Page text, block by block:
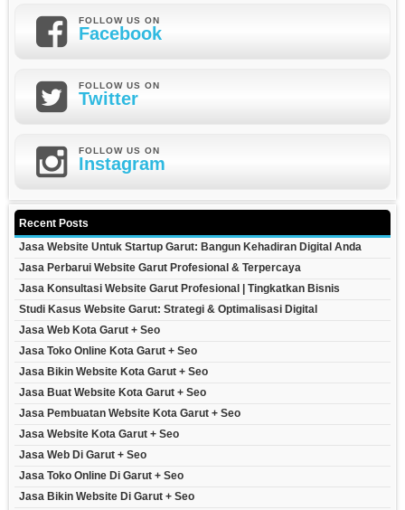
FOLLOW US ON
Facebook
FOLLOW US ON
Twitter
FOLLOW US ON
Instagram
Recent Posts
Jasa Website Untuk Startup Garut: Bangun Kehadiran Digital Anda
Jasa Perbarui Website Garut Profesional & Terpercaya
Jasa Konsultasi Website Garut Profesional | Tingkatkan Bisnis
Studi Kasus Website Garut: Strategi & Optimalisasi Digital
Jasa Web Kota Garut + Seo
Jasa Toko Online Kota Garut + Seo
Jasa Bikin Website Kota Garut + Seo
Jasa Buat Website Kota Garut + Seo
Jasa Pembuatan Website Kota Garut + Seo
Jasa Website Kota Garut + Seo
Jasa Web Di Garut + Seo
Jasa Toko Online Di Garut + Seo
Jasa Bikin Website Di Garut + Seo